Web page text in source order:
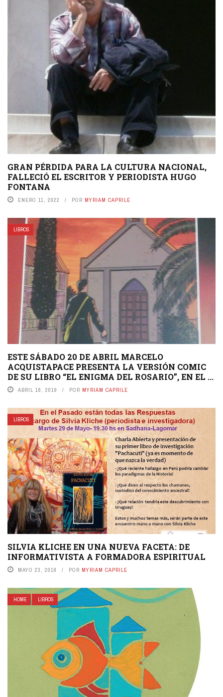
GRAN PÉRDIDA PARA LA CULTURA NACIONAL,
FALLECIÓ EL ESCRITOR Y PERIODISTA HUGO
FONTANA
ENERO 11, 2022 POR MYRIAM CAPRILE
LIBROS
ESTE SÁBADO 20 DE ABRIL MARCELO
ACQUISTAPACE PRESENTA LA VERSIÓN COMIC
DE SU LIBRO “EL ENIGMA DEL ROSARIO”, EN EL ...
ABRIL 18, 2019 POR MYRIAM CAPRILE
LIBROS
SILVIA KLICHE EN UNA NUEVA FACETA: DE
INFORMATIVISTA A FORMADORA ESPIRITUAL
MAYO 23, 2018 POR MYRIAM CAPRILE
HOME LIBROS